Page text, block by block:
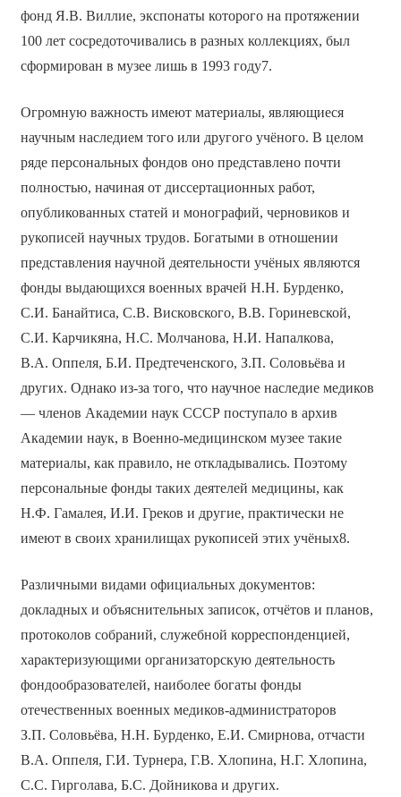
фонд Я.В. Виллие, экспонаты которого на протяжении
100 лет сосредоточивались в разных коллекциях, был
сформирован в музее лишь в 1993 году7.
Огромную важность имеют материалы, являющиеся
научным наследием того или другого учёного. В целом
ряде персональных фондов оно представлено почти
полностью, начиная от диссертационных работ,
опубликованных статей и монографий, черновиков и
рукописей научных трудов. Богатыми в отношении
представления научной деятельности учёных являются
фонды выдающихся военных врачей Н.Н. Бурденко,
С.И. Банайтиса, С.В. Висковского, В.В. Гориневской,
С.И. Карчикяна, Н.С. Молчанова, Н.И. Напалкова,
В.А. Оппеля, Б.И. Предтеченского, З.П. Соловьёва и
других. Однако из-за того, что научное наследие медиков
— членов Академии наук СССР поступало в архив
Академии наук, в Военно-медицинском музее такие
материалы, как правило, не откладывались. Поэтому
персональные фонды таких деятелей медицины, как
Н.Ф. Гамалея, И.И. Греков и другие, практически не
имеют в своих хранилищах рукописей этих учёных8.
Различными видами официальных документов:
докладных и объяснительных записок, отчётов и планов,
протоколов собраний, служебной корреспонденцией,
характеризующими организаторскую деятельность
фондообразователей, наиболее богаты фонды
отечественных военных медиков-администраторов
З.П. Соловьёва, Н.Н. Бурденко, Е.И. Смирнова, отчасти
В.А. Оппеля, Г.И. Турнера, Г.В. Хлопина, Н.Г. Хлопина,
С.С. Гирголава, Б.С. Дойникова и других.